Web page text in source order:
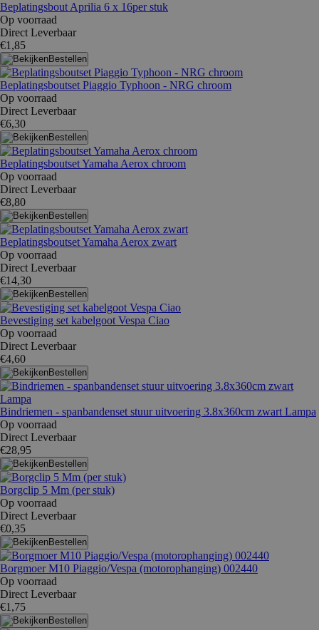
Beplatingsbout Aprilia 6 x 16per stuk
Op voorraad
Direct Leverbaar
€1,85
Bestellen
Beplatingsboutset Piaggio Typhoon - NRG chroom
Op voorraad
Direct Leverbaar
€6,30
Bestellen
Beplatingsboutset Yamaha Aerox chroom
Op voorraad
Direct Leverbaar
€8,80
Bestellen
Beplatingsboutset Yamaha Aerox zwart
Op voorraad
Direct Leverbaar
€14,30
Bestellen
Bevestiging set kabelgoot Vespa Ciao
Op voorraad
Direct Leverbaar
€4,60
Bestellen
Bindriemen - spanbandenset stuur uitvoering 3.8x360cm zwart Lampa
Op voorraad
Direct Leverbaar
€28,95
Bestellen
Borgclip 5 Mm (per stuk)
Op voorraad
Direct Leverbaar
€0,35
Bestellen
Borgmoer M10 Piaggio/Vespa (motorophanging) 002440
Op voorraad
Direct Leverbaar
€1,75
Bestellen